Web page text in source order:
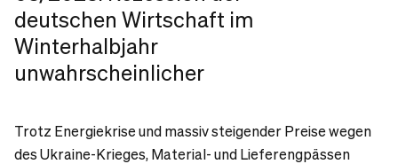
deutschen Wirtschaft im
Winterhalbjahr
unwahrscheinlicher
Trotz Energiekrise und massiv steigender Preise wegen
des Ukraine-Krieges, Material- und Lieferengpässen